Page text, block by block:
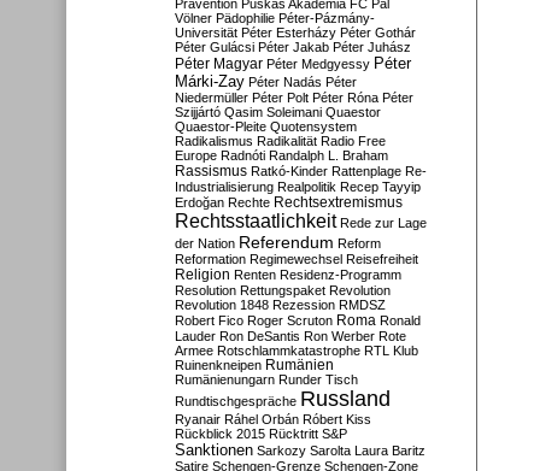
Prävention Puskás Akadémia FC Pál
Völner Pädophilie Péter-Pázmány-
Universität Péter Esterházy Péter Gothár
Péter Gulácsi Péter Jakab Péter Juhász
Péter Magyar Péter Medgyessy Péter
Márki-Zay Péter Nadás Péter
Niedermüller Péter Polt Péter Róna Péter
Szijjártó Qasim Soleimani Quaestor
Quaestor-Pleite Quotensystem
Radikalismus Radikalität Radio Free
Europe Radnóti Randalph L. Braham
Rassismus Ratkó-Kinder Rattenplage Re-
Industrialisierung Realpolitik Recep Tayyip
Erdoğan Rechte Rechtsextremismus
Rechtsstaatlichkeit Rede zur Lage
der Nation Referendum Reform
Reformation Regimewechsel Reisefreiheit
Religion Renten Residenz-Programm
Resolution Rettungspaket Revolution
Revolution 1848 Rezession RMDSZ
Robert Fico Roger Scruton Roma Ronald
Lauder Ron DeSantis Ron Werber Rote
Armee Rotschlammkatastrophe RTL Klub
Ruinenkneipen Rumänien
Rumänienungarn Runder Tisch
Rundtischgespräche Russland
Ryanair Ráhel Orbán Róbert Kiss
Rückblick 2015 Rücktritt S&P
Sanktionen Sarkozy Sarolta Laura Baritz
Satire Schengen-Grenze Schengen-Zone